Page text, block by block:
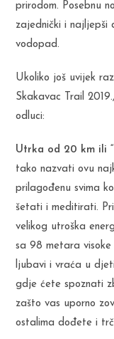
prirodom. Posebnu
zajednički i
vodopad.
Ukoliko još uvijek
Skakavac Trail
odluci:
Utrka od 20 km ili
tako nazvati ovu
prilagođenu svima
šetati i meditirati.
velikog utroška
sa 98 metara
ljubavi i vraća u
gdje ćete spoznati
zašto vas uporno
ostalima dođete i